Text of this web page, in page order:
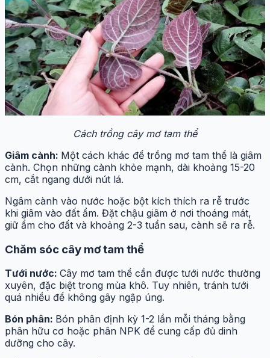
Cách trồng cây mơ tam thể
Giâm cành: Một cách khác để trồng mơ tam thể là giâm
cành. Chọn những cành khỏe mạnh, dài khoảng 15-20
cm, cắt ngang dưới nút lá.
Ngâm cành vào nước hoặc bột kích thích ra rễ trước
khi giâm vào đất ẩm. Đặt chậu giâm ở nơi thoáng mát,
giữ ẩm cho đất và khoảng 2-3 tuần sau, cành sẽ ra rễ.
Chăm sóc cây mơ tam thể
Tưới nước: Cây mơ tam thể cần được tưới nước thường
xuyên, đặc biệt trong mùa khô. Tuy nhiên, tránh tưới
quá nhiều để không gây ngập úng.
Bón phân: Bón phân định kỳ 1-2 lần mỗi tháng bằng
phân hữu cơ hoặc phân NPK để cung cấp đủ dinh
dưỡng cho cây.